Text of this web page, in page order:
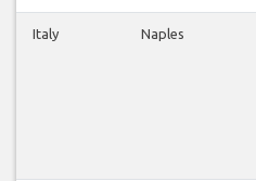
Italy Naples